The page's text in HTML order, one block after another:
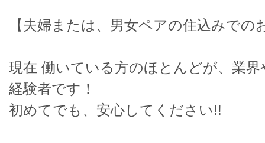
【夫婦または、男女ペアの住込みでの
現在 働いている方のほとんどが、業界
経験者です！
初めてでも、安心してください!!